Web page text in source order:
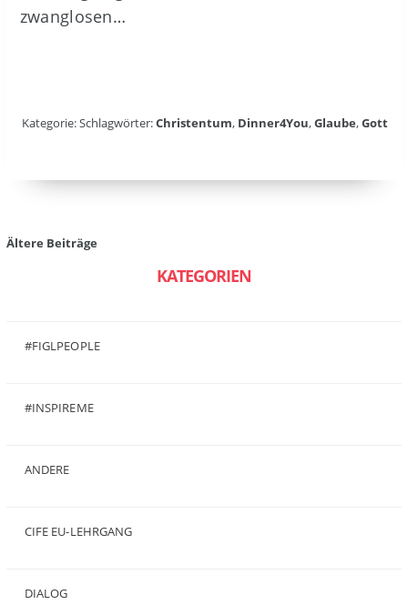
zwanglosen…
Kategorie: Schlagwörter:Christentum, Dinner4You,Glaube,Gott
Beitragsnavigation
Ältere Beiträge
KATEGORIEN
#FIGLPEOPLE
#INSPIREME
ANDERE
CIFE EU-LEHRGANG
DIALOG